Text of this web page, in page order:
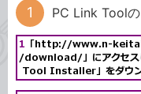
PC Link Tool